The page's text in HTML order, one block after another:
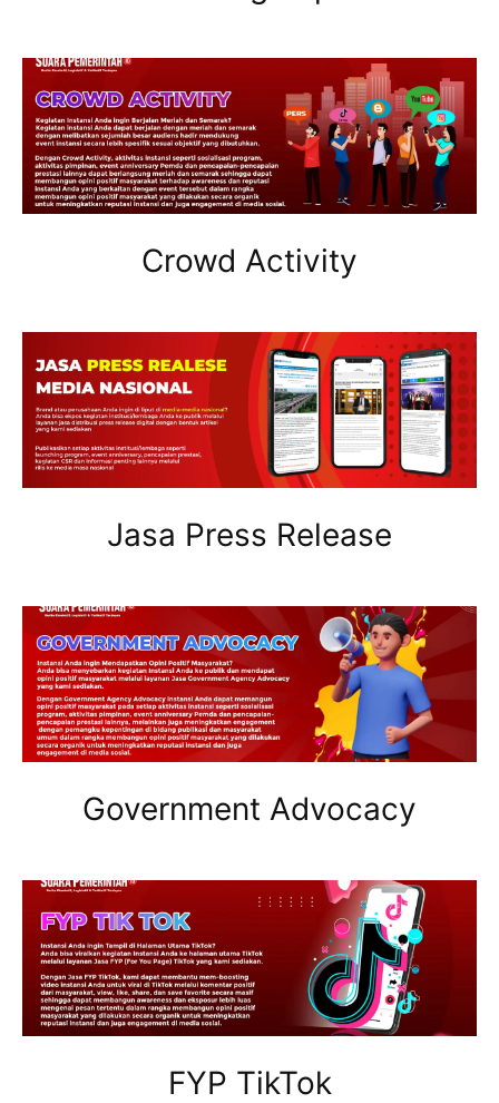
Crowd Activity
Jasa Press Release
Government Advocacy
FYP TikTok